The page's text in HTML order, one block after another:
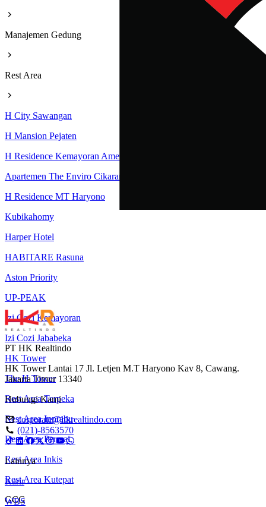
Manajemen Gedung
Rest Area
H City Sawangan
H Mansion Pejaten
H Residence Kemayoran Amethyst Tower
Apartemen The Enviro Cikarang
H Residence MT Haryono
Kubikahomy
Harper Hotel
HABITARE Rasuna
Aston Priority
UP-PEAK
Izi Cozi Kemayoran
Izi Cozi Jababeka
HK Tower
The H Tower
Rest Area Terpeka
Rest Area Inprabu
Rest Area Permai
Rest Area Inkis
Rest Area Kutepat
GCG
PT HK Realtindo
HK Tower Lantai 17 Jl. Letjen M.T Haryono Kav 8, Cawang.
Jakarta Timur 13340
Hubungi Kami
corporate@hkrealtindo.com
(021)-8563570
Lainnya
Karir
WBS